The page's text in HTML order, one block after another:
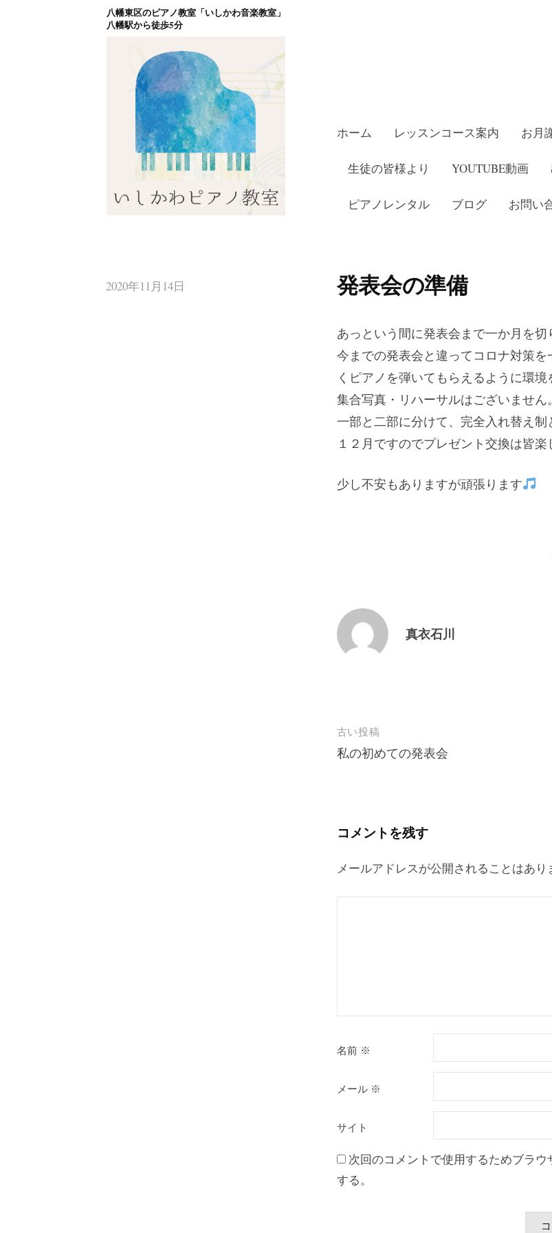
コ
ッ
八幡東区のピアノ教室「いしかわ音楽教室」
八幡駅から徒歩5分
ホーム レッスンコース案内 お月
生徒の皆様より YOUTUBE動画
ピアノレンタル ブログ お問い
2020年11月14日 発表会の準備
あっという間に発表会まで一か月を切
今までの発表会と違ってコロナ対策
くピアノを弾いてもらえるように環
集合写真・リハーサルはございません。
一部と二部に分けて、完全入れ替え制
１２月ですのでプレゼント交換は皆
少し不安もありますが頑張ります
真衣石川
投
稿
ー
シ
古い投稿
私の初めての発表会
コメントを残す
メールアドレスが公開されることはあり
名前 ※
メール ※
サイト
次回のコメントで使用するためブラ
する。